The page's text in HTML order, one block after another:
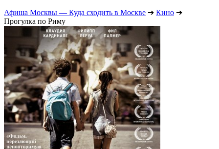
Афиша Москвы — Куда сходить в Москве ➔ Кино ➔
Прогулка по Риму